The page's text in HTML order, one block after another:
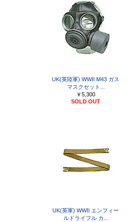
UK(英陸軍) WWII M43 ガス
マスクセット...
￥5,300
SOLD OUT
UK(英軍) WWII エンフィー
ルドライフル カ...